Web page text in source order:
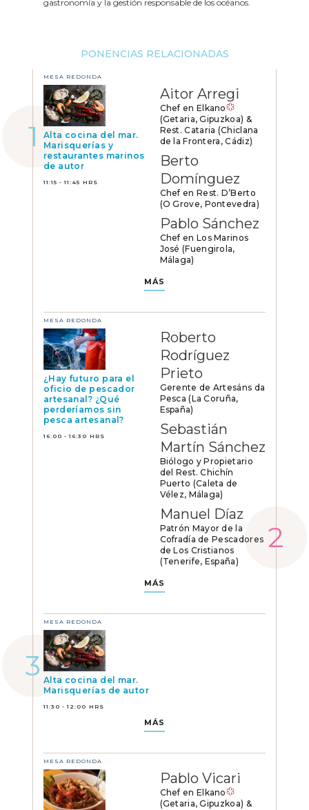
gastronomía y la gestión responsable de los océanos.
PONENCIAS RELACIONADAS
MESA REDONDA
Alta cocina del mar.
Marisquerías y
restaurantes marinos
de autor
11:15 - 11:45 HRS
Aitor Arregi
Chef en Elkano
(Getaria, Gipuzkoa) &
Rest. Cataria (Chiclana
de la Frontera, Cádiz)
Berto
Domínguez
Chef en Rest. D’Berto
(O Grove, Pontevedra)
Pablo Sánchez
Chef en Los Marinos
José (Fuengirola,
Málaga)
MÁS
MESA REDONDA
¿Hay futuro para el
oficio de pescador
artesanal? ¿Qué
perderíamos sin
pesca artesanal?
16:00 - 16:30 HRS
Roberto
Rodríguez
Prieto
Gerente de Artesáns da
Pesca (La Coruña,
España)
Sebastián
Martín Sánchez
Biólogo y Propietario
del Rest. Chichín
Puerto (Caleta de
Vélez, Málaga)
Manuel Díaz
Patrón Mayor de la
Cofradía de Pescadores
de Los Cristianos
(Tenerife, España)
MÁS
MESA REDONDA
Alta cocina del mar.
Marisquerías de autor
11:30 - 12:00 HRS
MÁS
MESA REDONDA
Pablo Vicari
Chef en Elkano
(Getaria, Gipuzkoa) &